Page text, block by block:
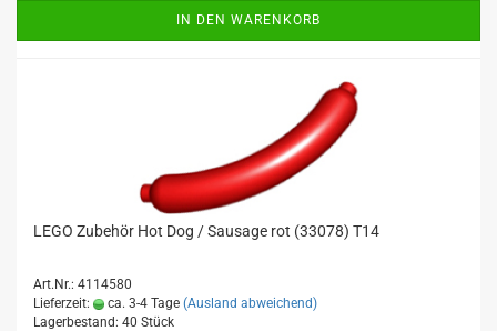
IN DEN WARENKORB
LEGO Zubehör Hot Dog / Sausage rot (33078) T14
Art.Nr.: 4114580
Lieferzeit:
ca. 3-4 Tage (Ausland abweichend)
Lagerbestand: 40 Stück